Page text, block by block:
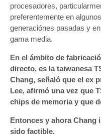
procesadores,
preferentemente en
generaciónes pasadas y
gama media.
En el ámbito de
directo, es la taiwanesa
Chang, señaló que el ex
Lee, afirmó una vez que
chips de memoria y que
Entonces y ahora Chang
sido factible.